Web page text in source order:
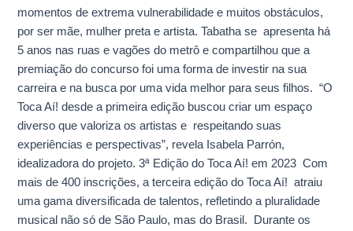
momentos de extrema vulnerabilidade e muitos obstáculos,
por ser mãe, mulher preta e artista. Tabatha se apresenta há
5 anos nas ruas e vagões do metrô e compartilhou que a
premiação do concurso foi uma forma de investir na sua
carreira e na busca por uma vida melhor para seus filhos. “O
Toca Aí! desde a primeira edição buscou criar um espaço
diverso que valoriza os artistas e respeitando suas
experiências e perspectivas”, revela Isabela Parrón,
idealizadora do projeto. 3ª Edição do Toca Aí! em 2023 Com
mais de 400 inscrições, a terceira edição do Toca Aí! atraiu
uma gama diversificada de talentos, refletindo a pluralidade
musical não só de São Paulo, mas do Brasil. Durante os